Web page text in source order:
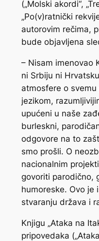
(„Molski akordi“,
„Po(v)ratnički
autorovim rečima,
bude objavljena
– Nisam imenovao
ni Srbiju ni
atmosfere o
jezikom,
upućeni u naše
burleskni,
odgovore na to
smo prošli. O
nacionalnim
govoriti parodično,
humoreske. Ovo je
stvaranju država i
Knjigu „Ataka na
pripovedaka